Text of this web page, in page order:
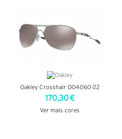
Oakley Crosshair OO4060-22
170,30 €
Ver mais cores